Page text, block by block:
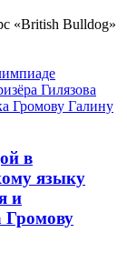
«British Bulldog»
в
языку
и
Громову